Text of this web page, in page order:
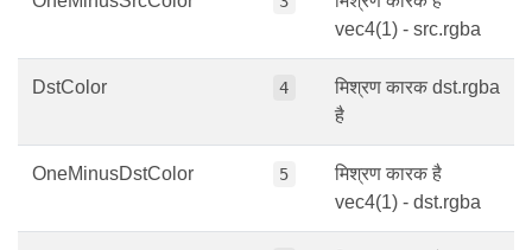
vec4(1) - src.rgba
DstColor 4
मिश्रण कारक dst.rgba
है
OneMinusDstColor 5
मिश्रण कारक है
vec4(1) - dst.rgba